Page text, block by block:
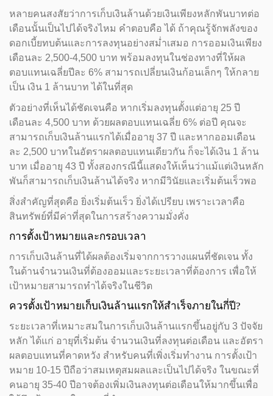
หลายคนสงสัยว่าการเก็บเงินล้านด้วยเงินเพียงหลักพันบาทต่อ
เดือนนั้นเป็นไปได้จริงไหม คำตอบคือ ได้ ถ้าคุณรู้จักพลังของ
ดอกเบี้ยทบต้นและการลงทุนอย่างสม่ำเสมอ การออมเงินเพียง
เดือนละ 2,500-4,500 บาท พร้อมลงทุนในช่องทางที่ให้ผล
ตอบแทนเฉลี่ยปีละ 6% สามารถเปลี่ยนเงินก้อนเล็กๆ ให้กลาย
เป็น เงิน 1 ล้านบาท ได้ในที่สุด
ตัวอย่างที่เห็นได้ชัดเจนคือ หากเริ่มลงทุนตั้งแต่อายุ 25 ปี
เดือนละ 4,500 บาท ด้วยผลตอบแทนเฉลี่ย 6% ต่อปี คุณจะ
สามารถเก็บเงินล้านแรกได้เมื่ออายุ 37 ปี และหากออมเดือน
ละ 2,500 บาทในอัตราผลตอบแทนเดียวกัน ก็จะได้เงิน 1 ล้าน
บาท เมื่ออายุ 43 ปี ทั้งสองกรณีนี้แสดงให้เห็นว่าแม้แต่เงินหลัก
พันก็สามารถเก็บเงินล้านได้จริง หากมีวินัยและเริ่มต้นเร็วพอ
สิ่งสำคัญที่สุดคือ ยิ่งเริ่มต้นเร็ว ยิ่งได้เปรียบ เพราะเวลาคือ
สินทรัพย์ที่มีค่าที่สุดในการสร้างความมั่งคั่ง
การตั้งเป้าหมายและกรอบเวลา
การเก็บเงินล้านที่ได้ผลต้องเริ่มจากการวางแผนที่ชัดเจน ทั้ง
ในด้านจำนวนเงินที่ต้องออมและระยะเวลาที่ต้องการ เพื่อให้
เป้าหมายสามารถทำได้จริงในชีวิต
ควรตั้งเป้าหมายเก็บเงินล้านแรกให้สำเร็จภายในกี่ปี?
ระยะเวลาที่เหมาะสมในการเก็บเงินล้านแรกขึ้นอยู่กับ 3 ปัจจัย
หลัก ได้แก่ อายุที่เริ่มต้น จำนวนเงินที่ลงทุนต่อเดือน และอัตรา
ผลตอบแทนที่คาดหวัง สำหรับคนที่เพิ่งเริ่มทำงาน การตั้งเป้า
หมาย 10-15 ปีถือว่าสมเหตุสมผลและเป็นไปได้จริง ในขณะที่
คนอายุ 35-40 ปีอาจต้องเพิ่มเงินลงทุนต่อเดือนให้มากขึ้นเพื่อ